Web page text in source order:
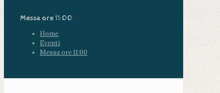
Messa ore 11:00
Home
Eventi
Messa ore 11:00